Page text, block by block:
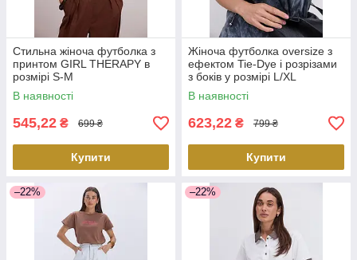
Стильна жіноча футболка з
принтом GIRL THERAPY в
розмірі S-M
В наявності
545,22 ₴ 699 ₴
Купити
Жіноча футболка oversize з
ефектом Tie-Dye і розрізами
з боків у розмірі L/XL
В наявності
623,22 ₴ 799 ₴
Купити
–22% –22%